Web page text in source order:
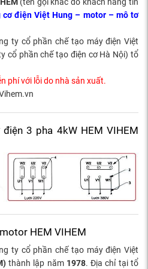
(tên gọi khác do khách hàng tin
cơ điện Việt Hung – motor – mô tơ
ty cổ phần chế tạo máy điện Việt
cổ phần chế tạo điện cơ Hà Nội) tổ
phí với lỗi do nhà sản xuất.
3 pha 4kW HEM VIHEM
HEM VIHEM
ty cổ phần chế tạo máy điện Việt
thành lập năm 1978. Địa chỉ tại tổ